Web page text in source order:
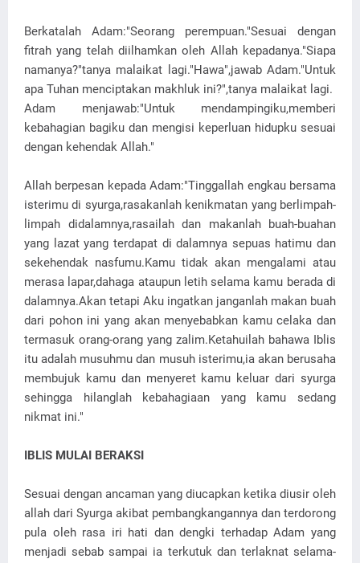
Berkatalah Adam:"Seorang perempuan."Sesuai dengan
fitrah yang telah diilhamkan oleh Allah kepadanya."Siapa
namanya?"tanya malaikat lagi."Hawa",jawab Adam."Untuk
apa Tuhan menciptakan makhluk ini?",tanya malaikat lagi.
Adam menjawab:"Untuk mendampingiku,memberi
kebahagian bagiku dan mengisi keperluan hidupku sesuai
dengan kehendak Allah."
Allah berpesan kepada Adam:"Tinggallah engkau bersama
isterimu di syurga,rasakanlah kenikmatan yang berlimpah-
limpah didalamnya,rasailah dan makanlah buah-buahan
yang lazat yang terdapat di dalamnya sepuas hatimu dan
sekehendak nasfumu.Kamu tidak akan mengalami atau
merasa lapar,dahaga ataupun letih selama kamu berada di
dalamnya.Akan tetapi Aku ingatkan janganlah makan buah
dari pohon ini yang akan menyebabkan kamu celaka dan
termasuk orang-orang yang zalim.Ketahuilah bahawa Iblis
itu adalah musuhmu dan musuh isterimu,ia akan berusaha
membujuk kamu dan menyeret kamu keluar dari syurga
sehingga hilanglah kebahagiaan yang kamu sedang
nikmat ini."
IBLIS MULAI BERAKSI
Sesuai dengan ancaman yang diucapkan ketika diusir oleh
allah dari Syurga akibat pembangkangannya dan terdorong
pula oleh rasa iri hati dan dengki terhadap Adam yang
menjadi sebab sampai ia terkutuk dan terlaknat selama-